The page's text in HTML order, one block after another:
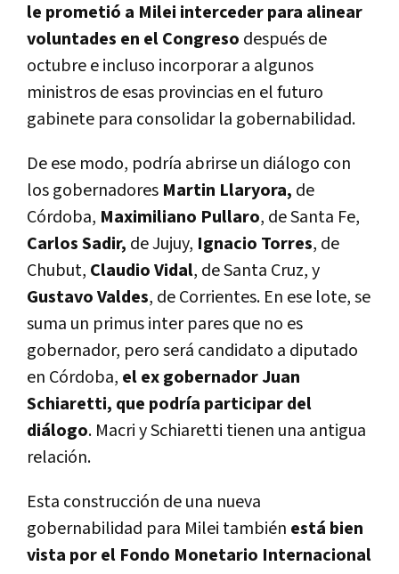
le prometió a Milei interceder para alinear
voluntades en el Congreso después de
octubre e incluso incorporar a algunos
ministros de esas provincias en el futuro
gabinete para consolidar la gobernabilidad.
De ese modo, podría abrirse un diálogo con
los gobernadores Martin Llaryora, de
Córdoba, Maximiliano Pullaro, de Santa Fe,
Carlos Sadir, de Jujuy, Ignacio Torres, de
Chubut, Claudio Vidal, de Santa Cruz, y
Gustavo Valdes, de Corrientes. En ese lote, se
suma un primus inter pares que no es
gobernador, pero será candidato a diputado
en Córdoba, el ex gobernador Juan
Schiaretti, que podría participar del
diálogo. Macri y Schiaretti tienen una antigua
relación.
Esta construcción de una nueva
gobernabilidad para Milei también está bien
vista por el Fondo Monetario Internacional